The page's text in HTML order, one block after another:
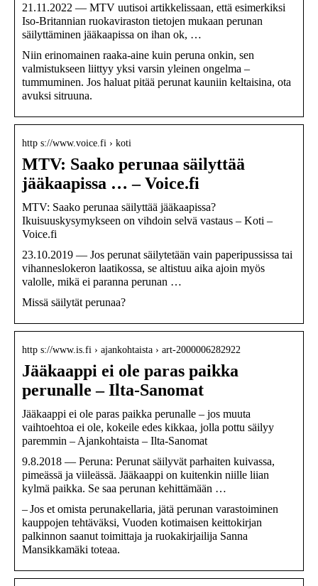
21.11.2022 — MTV uutisoi artikkelissaan, että esimerkiksi
Iso-Britannian ruokaviraston tietojen mukaan perunan
säilyttäminen jääkaapissa on ihan ok, …
Niin erinomainen raaka-aine kuin peruna onkin, sen
valmistukseen liittyy yksi varsin yleinen ongelma –
tummuminen. Jos haluat pitää perunat kauniin keltaisina, ota
avuksi sitruuna.
http s://www.voice.fi › koti
MTV: Saako perunaa säilyttää
jääkaapissa … – Voice.fi
MTV: Saako perunaa säilyttää jääkaapissa?
Ikuisuuskysymykseen on vihdoin selvä vastaus – Koti –
Voice.fi
23.10.2019 — Jos perunat säilytetään vain paperipussissa tai
vihanneslokeron laatikossa, se altistuu aika ajoin myös
valolle, mikä ei paranna perunan …
Missä säilytät perunaa?
http s://www.is.fi › ajankohtaista › art-2000006282922
Jääkaappi ei ole paras paikka
perunalle – Ilta-Sanomat
Jääkaappi ei ole paras paikka perunalle – jos muuta
vaihtoehtoa ei ole, kokeile edes kikkaa, jolla pottu säilyy
paremmin – Ajankohtaista – Ilta-Sanomat
9.8.2018 — Peruna: Perunat säilyvät parhaiten kuivassa,
pimeässä ja viileässä. Jääkaappi on kuitenkin niille liian
kylmä paikka. Se saa perunan kehittämään …
– Jos et omista perunakellaria, jätä perunan varastoiminen
kauppojen tehtäväksi, Vuoden kotimaisen keittokirjan
palkinnon saanut toimittaja ja ruokakirjailija Sanna
Mansikkamäki toteaa.